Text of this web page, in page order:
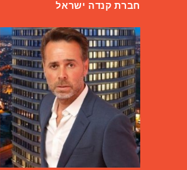
חברת קנדה ישראל